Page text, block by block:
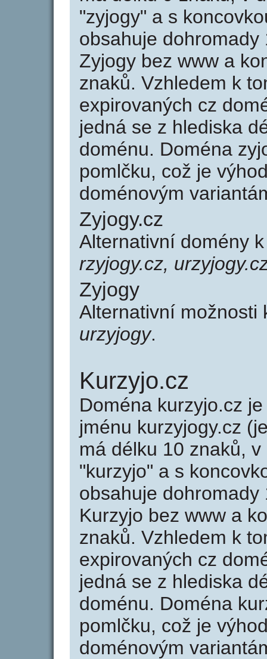
"zyjogy" a s
obsahuje
Zyjogy bez www a
znaků. Vzhledem k
expirovaných cz
jedná se z hlediska
doménu. Doména
pomlčku, což je
doménovým
Zyjogy.cz
Alternativní domény
rzyjogy.cz,
Zyjogy
Alternativní
urzyjogy.
Kurzyjo.cz
Doména kurzyjo.cz
jménu kurzyjogy.cz
má délku 10 znaků,
"kurzyjo" a s
obsahuje
Kurzyjo bez www a
znaků. Vzhledem k
expirovaných cz
jedná se z hlediska
doménu. Doména
pomlčku, což je
doménovým